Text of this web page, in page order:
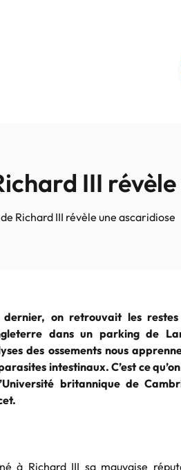
III
Richard III révèle une ascaridiose
dernier, on retrouvait les
dans un parking de
des ossements nous
intestinaux. C’est ce
britannique de
à Richard III sa mauvaise